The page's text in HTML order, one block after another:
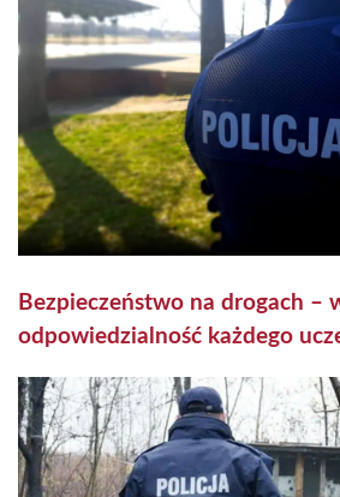
Bezpieczeństwo na drogach –
odpowiedzialność każdego